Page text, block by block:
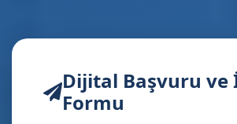
Dijital Başvuru ve
Formu